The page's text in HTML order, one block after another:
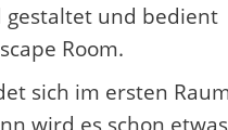
gestaltet und bedient
Room.
sich im ersten